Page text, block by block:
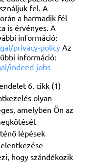
fel. A
a harmadik fél
is érvényes. A
információ:
privacy-policy Az
információ:
indeed-jobs
6. cikk (1)
olyan
amelyben Ön az
lépések
hogy szándékozik